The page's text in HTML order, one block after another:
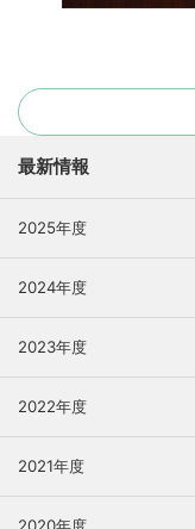
最新情報
2025年度
2024年度
2023年度
2022年度
2021年度